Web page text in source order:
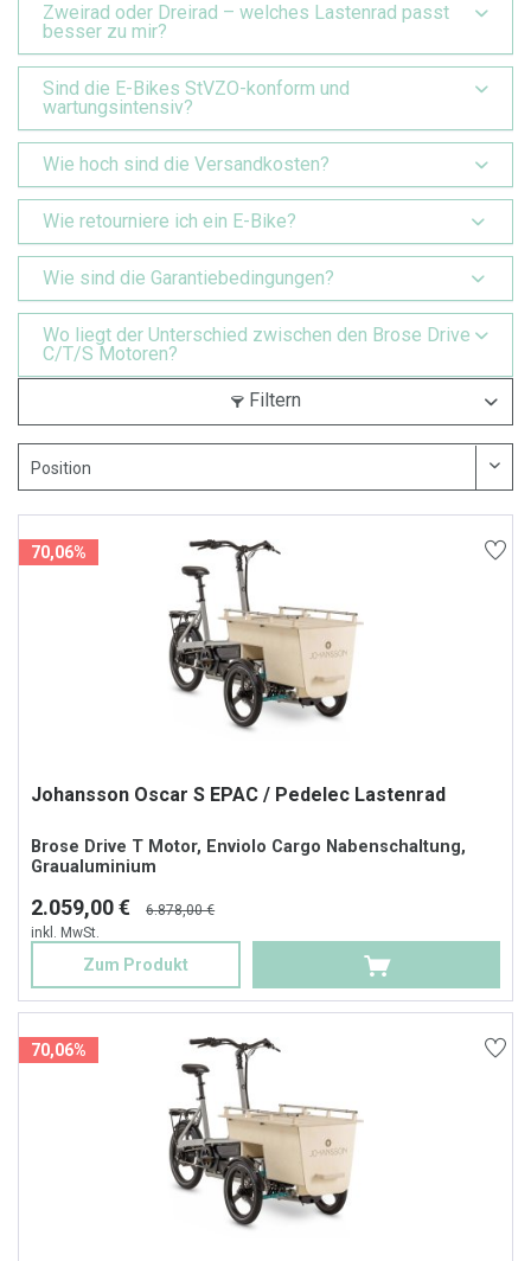
Zweirad oder Dreirad – welches Lastenrad passt
besser zu mir?
Sind die E-Bikes StVZO-konform und
wartungsintensiv?
Wie hoch sind die Versandkosten?
Wie retourniere ich ein E-Bike?
Wie sind die Garantiebedingungen?
Wo liegt der Unterschied zwischen den Brose Drive
C/T/S Motoren?
Filtern
70,06%
Johansson Oscar S EPAC / Pedelec Lastenrad
Brose Drive T Motor, Enviolo Cargo Nabenschaltung,
Graualuminium
2.059,00 €
6.878,00 €
inkl. MwSt.
Zum Produkt
70,06%